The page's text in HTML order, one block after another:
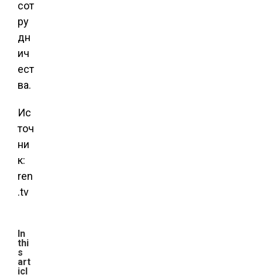
сот
ру
дн
ич
ест
ва.
Ис
точ
ни
к:
ren
.tv
In
thi
s
art
icl